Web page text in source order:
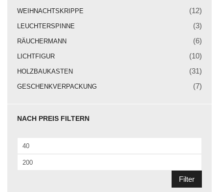
Geschenkverpackung
WEIHNACHTSKRIPPE (12)
LEUCHTERSPINNE (3)
RÄUCHERMANN (6)
LICHTFIGUR (10)
HOLZBAUKASTEN (31)
GESCHENKVERPACKUNG (7)
NACH PREIS FILTERN
Min.
Preis
Max.
Filter